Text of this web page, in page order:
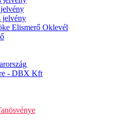
jelvény
Elismerő Oklevél
- DBX Kft